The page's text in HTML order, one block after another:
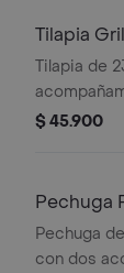
Tilapia
Tilapia de
$ 45.900
Pechuga
Pechuga
con dos